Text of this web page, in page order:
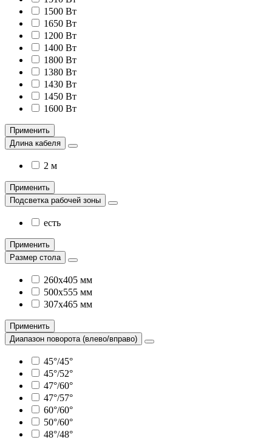
1500 Вт
1650 Вт
1200 Вт
1400 Вт
1800 Вт
1380 Вт
1430 Вт
1450 Вт
1600 Вт
Применить
Длина кабеля
2 м
Применить
Подсветка рабочей зоны
есть
Применить
Размер стола
260х405 мм
500х555 мм
307х465 мм
Применить
Диапазон поворота (влево/вправо)
45°/45°
45°/52°
47°/60°
47°/57°
60°/60°
50°/60°
48°/48°